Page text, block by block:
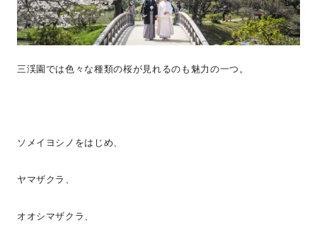
三渓園では色々な種類の桜が見れるのも魅力の一つ。
ソメイヨシノをはじめ、
ヤマザクラ、
オオシマザクラ、